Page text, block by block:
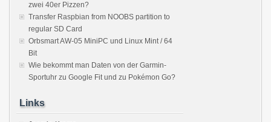
zwei 40er Pizzen?
Transfer Raspbian from NOOBS partition to
regular SD Card
Orbsmart AW-05 MiniPC und Linux Mint / 64
Bit
Wie bekommt man Daten von der Garmin-
Sportuhr zu Google Fit und zu Pokémon Go?
Links